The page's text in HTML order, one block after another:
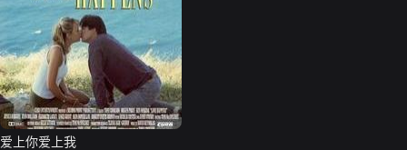
爱上你爱上我